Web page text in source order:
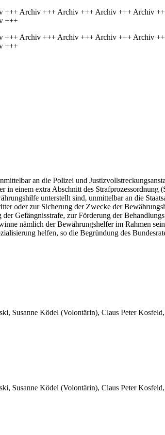
Archiv +++ Archiv +++ Archiv +++ Archiv
+++
Archiv +++ Archiv +++ Archiv +++ Archiv
+++
an die Polizei und
in einem extra Abschnitt des Strafprozessordnung
unterstellt sind, unmittelbar an die
oder zur Sicherung der Zwecke der
Gefängnisstrafe, zur Förderung der
nämlich der Bewährungshelfer im Rahmen
helfen, so die Begründung des
Susanne Ködel (Volontärin), Claus Peter
Susanne Ködel (Volontärin), Claus Peter